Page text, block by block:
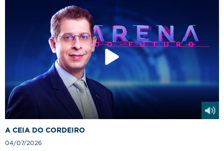
A CEIA DO CORDEIRO
04/07/2026